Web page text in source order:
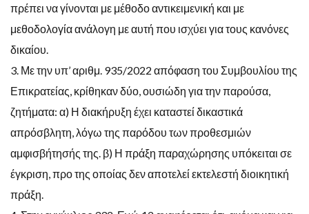
πρέπει να γίνονται με μέθοδο αντικειμενική και με
μεθοδολογία ανάλογη με αυτή που ισχύει για τους κανόνες
δικαίου.
3. Με την υπ’ αριθμ. 935/2022 απόφαση του Συμβουλίου της
Επικρατείας, κρίθηκαν δύο, ουσιώδη για την παρούσα,
ζητήματα: α) Η διακήρυξη έχει καταστεί δικαστικά
απρόσβλητη, λόγω της παρόδου των προθεσμιών
αμφισβήτησής της. β) Η πράξη παραχώρησης υπόκειται σε
έγκριση, προ της οποίας δεν αποτελεί εκτελεστή διοικητική
πράξη.